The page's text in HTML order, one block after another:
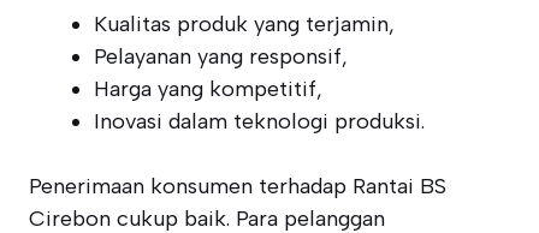
Kualitas produk yang terjamin,
Pelayanan yang responsif,
Harga yang kompetitif,
Inovasi dalam teknologi produksi.
Penerimaan konsumen terhadap Rantai BS
Cirebon cukup baik. Para pelanggan